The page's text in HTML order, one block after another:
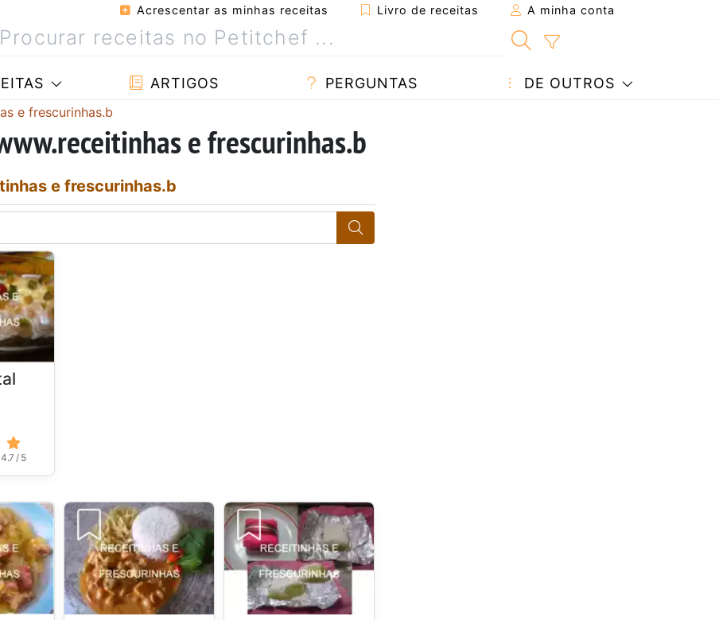
Acrescentar as minhas receitas Livro de receitas A minha conta
ARTIGOS PERGUNTAS DE OUTROS
e frescurinhas.b
e frescurinhas.b
e frescurinhas.b
4.7 / 5